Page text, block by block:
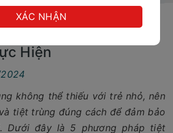
Trùng Bình Sữa An
Hiện
không thể thiếu với trẻ nhỏ, nên
tiệt trùng đúng cách để đảm bảo
Dưới đây là 5 phương pháp tiệt
XÁC NHẬN